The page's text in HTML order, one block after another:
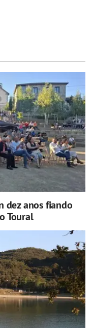
dez anos fiando
Toural